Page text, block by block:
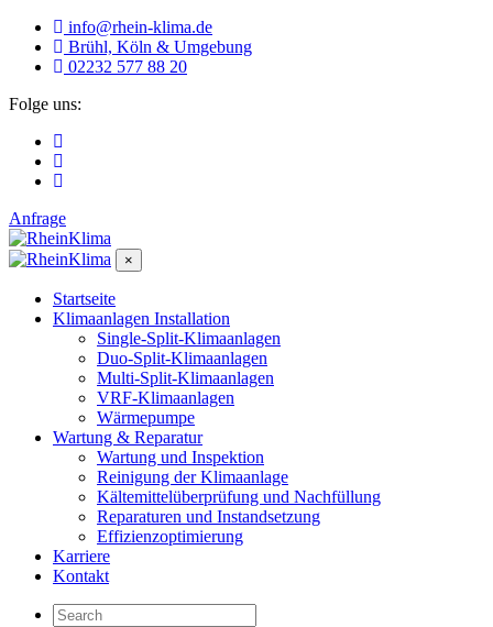
info@rhein-klima.de
Brühl, Köln & Umgebung
02232 577 88 20
Folge uns:
Anfrage
×
Startseite
Klimaanlagen Installation
Single-Split-Klimaanlagen
Duo-Split-Klimaanlagen
Multi-Split-Klimaanlagen
VRF-Klimaanlagen
Wärmepumpe
Wartung & Reparatur
Wartung und Inspektion
Reinigung der Klimaanlage
Kältemittelüberprüfung und Nachfüllung
Reparaturen und Instandsetzung
Effizienzoptimierung
Karriere
Kontakt